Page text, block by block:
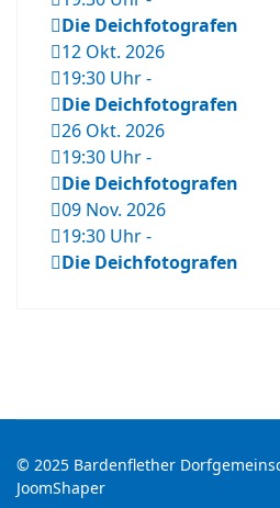
Die Deichfotografen
12 Okt. 2026
19:30 Uhr-
Die Deichfotografen
26 Okt. 2026
19:30 Uhr-
Die Deichfotografen
09 Nov. 2026
19:30 Uhr-
Die Deichfotografen
© 2025 Bardenflether
JoomShaper